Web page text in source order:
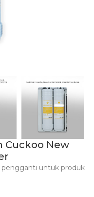
Cuckoo New
untuk produk